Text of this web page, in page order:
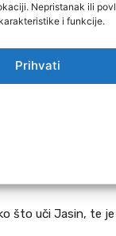
Nepristanak ili
i funkcije.
Prihvati
što uči Jasin, te